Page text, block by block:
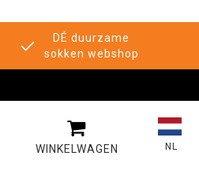
DÉ duurzame
sokken webshop
NL
MIJN WINKELWAGEN